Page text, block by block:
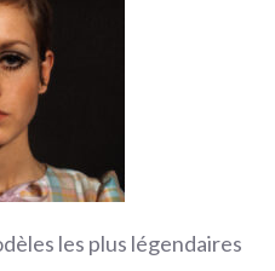
les plus légendaires